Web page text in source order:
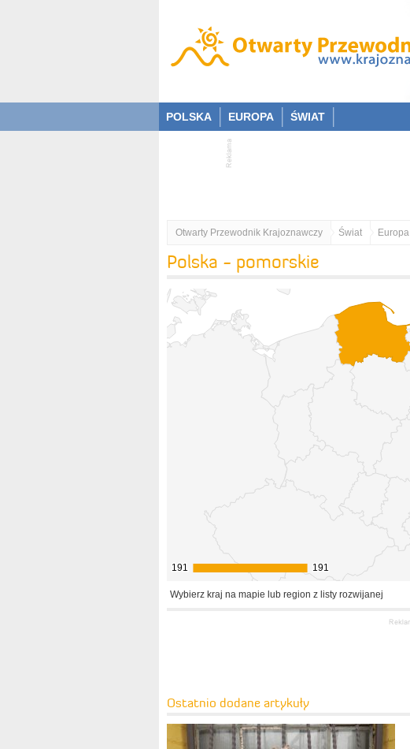
POLSKA EUROPA ŚWIAT
Otwarty Przewodnik Krajoznawczy Świat Europa
Polska - pomorskie
191
191 191
191
Wybierz kraj na mapie lub region z listy rozwijanej
Ostatnio dodane artykuły